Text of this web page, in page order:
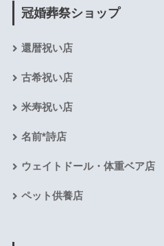
冠婚葬祭ショップ
還暦祝い店
古希祝い店
米寿祝い店
名前*詩店
ウェイトドール・体重ベア店
ペット供養店